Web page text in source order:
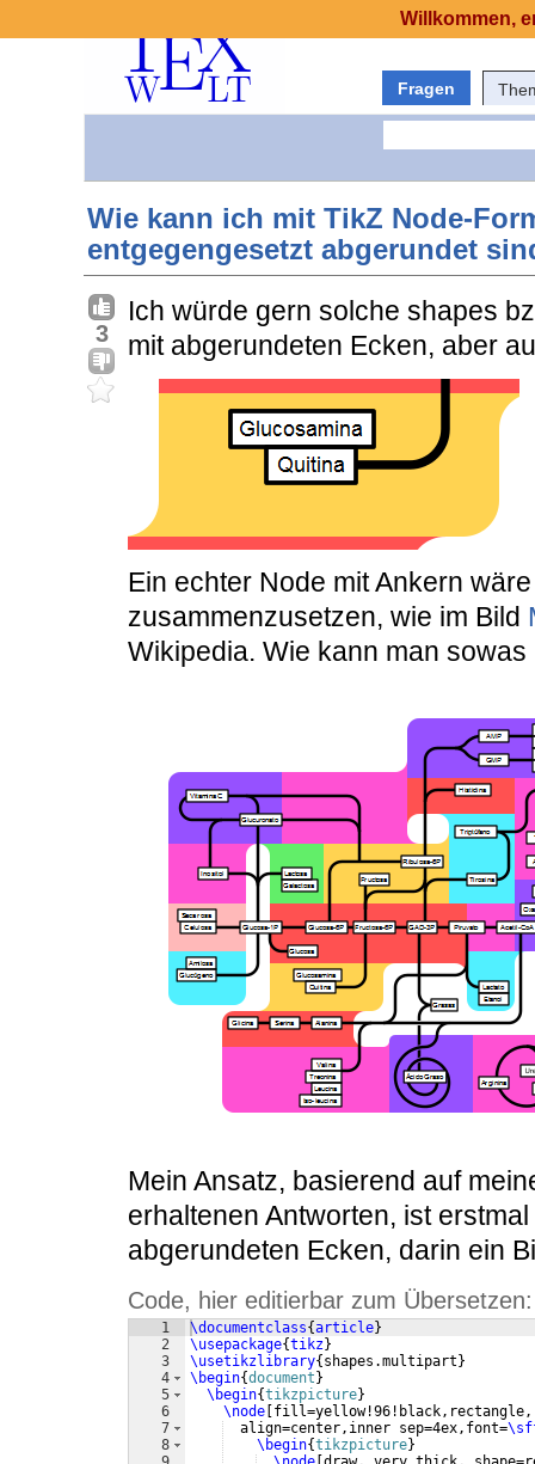
Fragen
Wie kann ich mit TikZ Node-
entgegengesetzt abgerundet
3
Ich würde gern solche shapes
mit abgerundeten Ecken, aber
Ein echter Node mit Ankern
zusammenzusetzen, wie im Bild
Wikipedia. Wie kann man sowas
Mein Ansatz, basierend auf
erhaltenen Antworten, ist
abgerundeten Ecken, darin ein
Code, hier editierbar zum Übersetzen:
1
2
3
4
5
6
7
8
\documentclass{article}
\usepackage{tikz}
\usetikzlibrary{ shapes.multipart }
\begin{document }
\begin{tikzpicture}
\node fill=yellow!96!black,rectangle,
  align=center,inner sep=4ex,font=
\begin{tikzpicture}
Willkommen,